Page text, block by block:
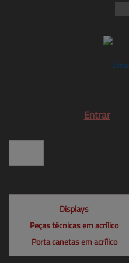
Entrar
Displays
Peças técnicas em acrílico
Porta canetas em acrílico